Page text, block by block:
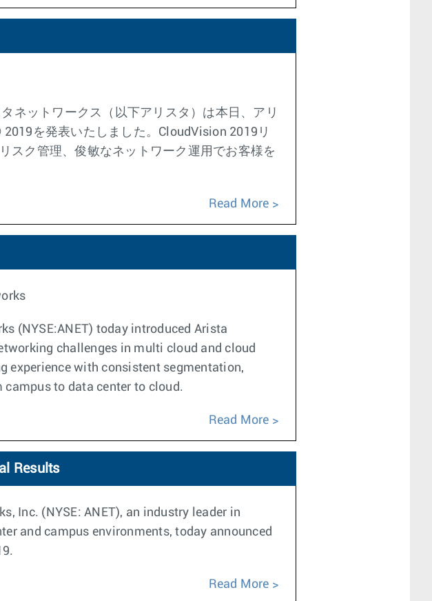
ネットワークス（以下アリスタ）は本日、アリ
を発表いたしました。CloudVision 2019リ
スク管理、俊敏なネットワーク運用でお客様を
Read More
(NYSE:ANET) today introduced Arista
challenges in multi cloud and cloud
experience with consistent segmentation,
to data center to cloud.
Read More
Results
Inc. (NYSE: ANET), an industry leader in
and campus environments, today announced
Read More